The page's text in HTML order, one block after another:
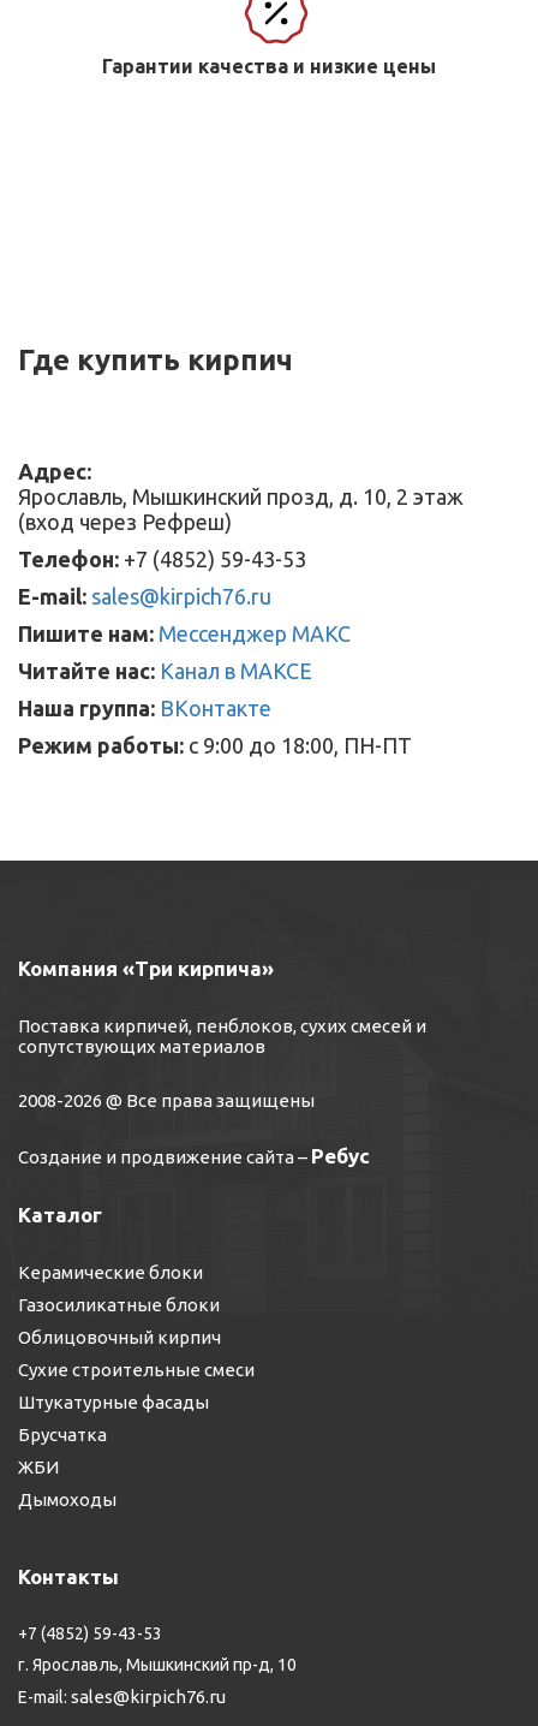
Гарантии качества и низкие цены
Где купить кирпич
Адрес:
Ярославль, Мышкинский прозд, д. 10, 2 этаж
(вход через Рефреш)
Телефон: +7 (4852) 59-43-53
E-mail: sales@kirpich76.ru
Пишите нам: Мессенджер МАКС
Читайте нас: Канал в МАКСЕ
Наша группа: ВКонтакте
Режим работы: с 9:00 до 18:00, ПН-ПТ
Компания «Три кирпича»
Поставка кирпичей, пенблоков, сухих смесей и
сопутствующих материалов
2008-2026 @ Все права защищены
Создание и продвижение сайта– Ребус
Каталог
Керамические блоки
Газосиликатные блоки
Облицовочный кирпич
Сухие строительные смеси
Штукатурные фасады
Брусчатка
ЖБИ
Дымоходы
Контакты
+7 (4852) 59-43-53
г. Ярославль, Мышкинский пр-д, 10
E-mail: sales@kirpich76.ru